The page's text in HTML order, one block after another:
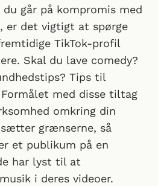
går på kompromis med
er det vigtigt at spørge
TikTok-profil
Skal du lave comedy?
Tips til
med disse tiltag
omkring din
grænserne, så
et publikum på en
har lyst til at
i deres videoer.